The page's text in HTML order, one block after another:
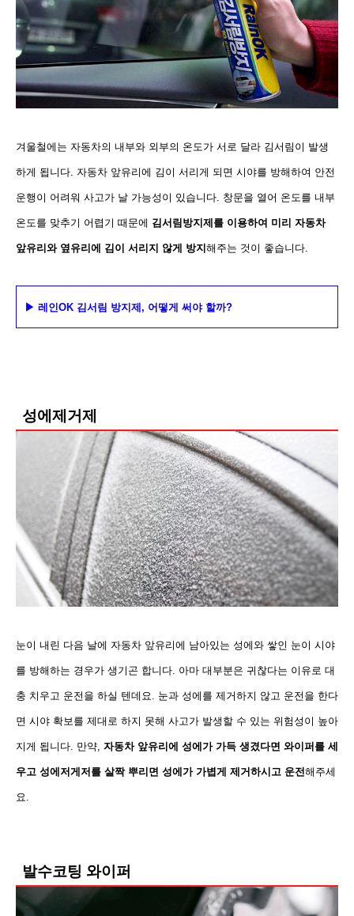
겨울철에는 자동차의 내부와 외부의 온도가 서로 달라 김서림이 발생
하게 됩니다. 자동차 앞유리에 김이 서리게 되면 시야를 방해하여 안전
운행이 어려워 사고가 날 가능성이 있습니다. 창문을 열어 온도를 내부
온도를 맞추기 어렵기 때문에 김서림방지제를 이용하여 미리 자동차
앞유리와 옆유리에 김이 서리지 않게 방지 해주는 것이 좋습니다.
▶ 레인OK 김서림 방지제, 어떻게 써야 할까?
성에제거제
눈이 내린 다음 날에 자동차 앞유리에 남아있는 성에와 쌓인 눈이 시야
를 방해하는 경우가 생기곤 합니다. 아마 대부분은 귀찮다는 이유로 대
충 치우고 운전을 하실 텐데요. 눈과 성에 를 제거하지 않고 운전을 한다
면 시야 확보를 제대로 하지 못해 사고가 발생할 수 있는 위험성이 높아
지게 됩니 다. 만약, 자동차 앞유리에 성에가 가득 생겼다면 와이퍼를 세
우고 성에저게저를 살짝 뿌리면 성에가 가볍게 제거하시고 운전해주세
요.
발수코팅 와이퍼